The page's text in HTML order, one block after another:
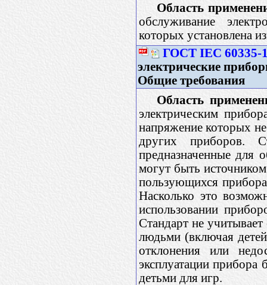
Область
обслуживание
которых установлена
ГОСТ IEC 60335-
электрические
Общие требования
Область
электрическим
напряжение которых
других приборов.
предназначенные для
могут быть
пользующихся
Насколько это
использовании
Стандарт не
людьми (включая
отклонения или
эксплуатации прибора
детьми для игр.